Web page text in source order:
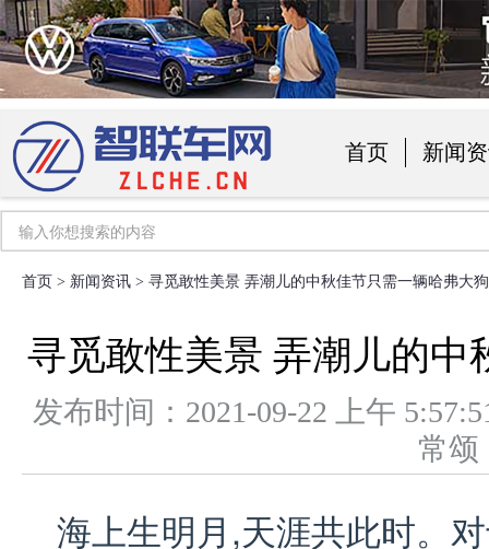
首页 新闻
首页 > 新闻资讯 > 寻觅敢性美景 弄潮儿的中秋佳节只需一辆哈弗大狗
寻觅敢性美景 弄潮儿的中
发布时间：2021-09-22 上午
常
海上生明月,天涯共此时。